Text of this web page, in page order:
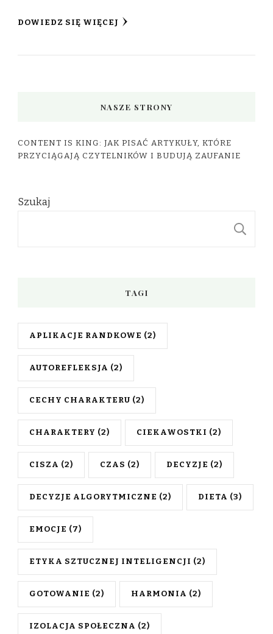
DOWIEDZ SIĘ WIĘCEJ
NASZE STRONY
CONTENT IS KING: JAK PISAĆ ARTYKUŁY, KTÓRE
PRZYCIĄGAJĄ CZYTELNIKÓW I BUDUJĄ ZAUFANIE
Szukaj
TAGI
APLIKACJE RANDKOWE (2)
AUTOREFLEKSJA (2)
CECHY CHARAKTERU (2)
CHARAKTERY (2) CIEKAWOSTKI (2)
CISZA (2) CZAS (2) DECYZJE (2)
DECYZJE ALGORYTMICZNE (2) DIETA (3)
EMOCJE (7)
ETYKA SZTUCZNEJ INTELIGENCJI (2)
GOTOWANIE (2) HARMONIA (2)
IZOLACJA SPOŁECZNA (2)